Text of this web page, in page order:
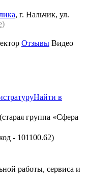
, г. Нальчик, ул.
Отзывы Видео
Найти в
(старая группа «Сфера
- 101100.62)
работы, сервиса и